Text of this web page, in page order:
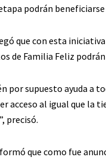
podrán
que con esta
de Familia Feliz
por supuesto ayuda a
acceso al igual que la
precisó.
que como fue